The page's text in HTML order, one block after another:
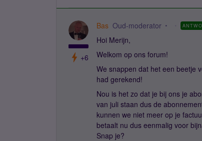
+6
Bas Oud-moderator
Hoi Merijn,
Welkom op ons forum!
We snappen dat het een beetje
had gerekend!
Nou is het zo dat je bij ons je
van juli staan dus de
kunnen we niet meer op je
betaalt nu dus eenmalig voor
Snap je?